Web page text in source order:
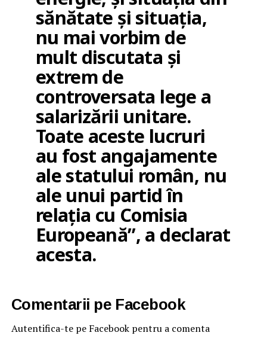
sănătate și situația,
nu mai vorbim de
mult discutata și
extrem de
controversata lege a
salarizării unitare.
Toate aceste lucruri
au fost angajamente
ale statului român, nu
ale unui partid în
relația cu Comisia
Europeană”, a declarat
acesta.
Comentarii pe Facebook
Autentifica-te pe Facebook pentru a comenta